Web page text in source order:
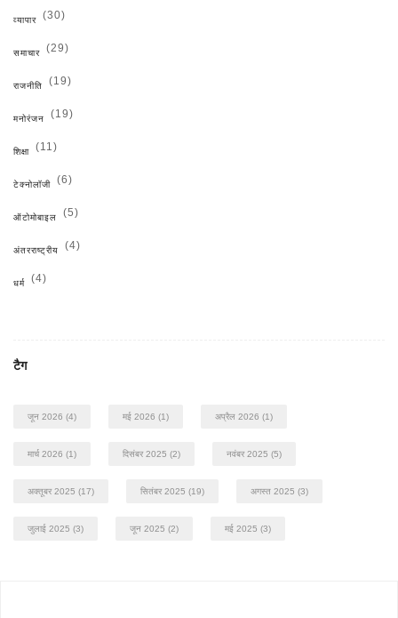
व्यापार (30)
समाचार (29)
राजनीति (19)
मनोरंजन (19)
शिक्षा (11)
टेक्नोलॉजी (6)
ऑटोमोबाइल (5)
अंतरराष्ट्रीय (4)
धर्म (4)
टैग
जून 2026 (4) मई 2026 (1) अप्रैल 2026 (1)
मार्च 2026 (1) दिसंबर 2025 (2) नवंबर 2025 (5)
अक्तूबर 2025 (17) सितंबर 2025 (19) अगस्त 2025 (3)
जुलाई 2025 (3) जून 2025 (2) मई 2025 (3)